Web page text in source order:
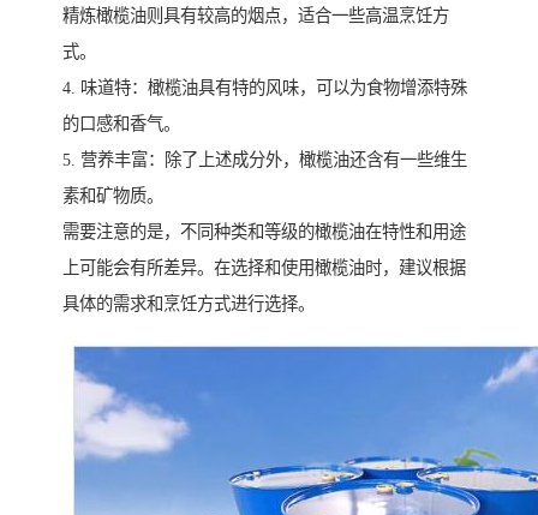
精炼橄榄油则具有较高的烟点，适合一些高温烹饪方
式。
4. 味道特：橄榄油具有特的风味，可以为食物增添特殊
的口感和香气。
5. 营养丰富：除了上述成分外，橄榄油还含有一些维生
素和矿物质。
需要注意的是，不同种类和等级的橄榄油在特性和用途
上可能会有所差异。在选择和使用橄榄油时，建议根据
具体的需求和烹饪方式进行选择。